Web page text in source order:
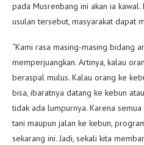
pada Musrenbang ini akan ia
usulan tersebut, masyarakat dapat
“Kami rasa masing-masing bidang
memperjuangkan. Artinya, kalau
beraspal mulus. Kalau orang ke
bisa, ibaratnya datang ke kebun
tidak ada lumpurnya. Karena
tani maupun jalan ke kebun,
sekarang ini. Jadi, sekali kita